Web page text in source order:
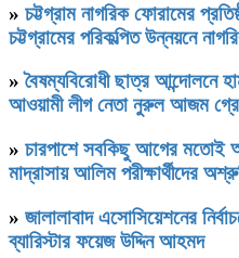
» চট্টগ্রাম নাগরিক ফোরামের
চট্টগ্রামের পরিকল্পিত উন্নয়নে
»বৈষম্যবিরোধী ছাত্র আন্দোলনে
আওয়ামী লীগ নেতা নুরুল আজম
» চারপাশে সবকিছু আগের
মাদ্রাসায় আলিম পরীক্ষার্থীদের
» জালালাবাদ এসোসিয়েশনের
ব্যারিস্টার ফয়েজ উদ্দিন আহমদ